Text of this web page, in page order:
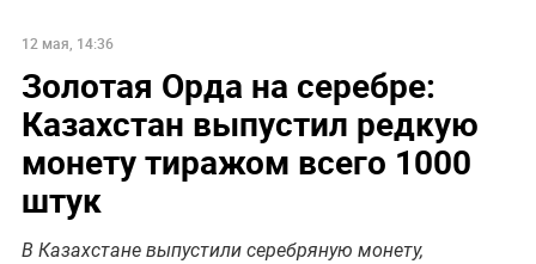
12 мая, 14:36
Золотая Орда на серебре:
Казахстан выпустил редкую
монету тиражом всего 1000
штук
В Казахстане выпустили серебряную монету,